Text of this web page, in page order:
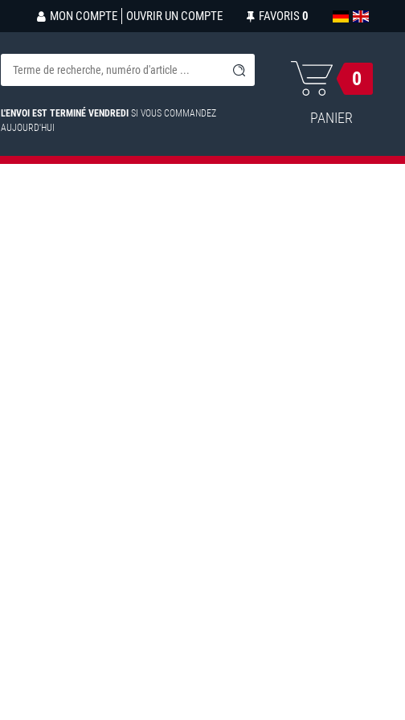
MON COMPTE OUVRIR UN COMPTE FAVORIS 0
L'ENVOI EST TERMINÉ VENDREDI SI VOUS COMMANDEZ
AUJOURD'HUI
0
PANIER